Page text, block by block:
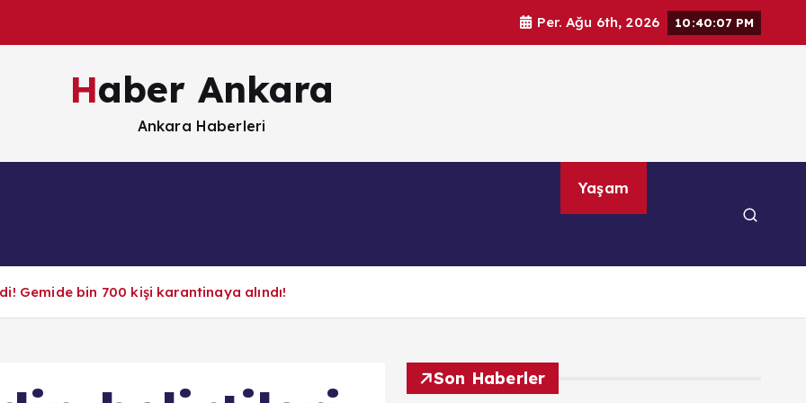
Per. Ağu 6th, 2026 10:40:09 PM
Haber Ankara
Ankara Haberleri
Yaşam
Gemide bin 700 kişi karantinaya alındı!
Son Haberler